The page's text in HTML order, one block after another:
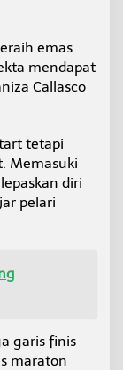
emas
mendapat
Callasco
tetapi
Memasuki
diri
pelari
garis finis
maraton